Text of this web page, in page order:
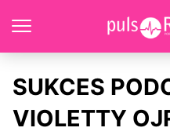
SUKCES
VIOLETTY